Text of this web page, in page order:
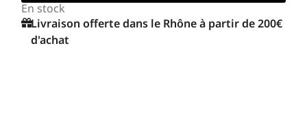
En stock
Livraison offerte dans le Rhône à partir de 200€
d'achat